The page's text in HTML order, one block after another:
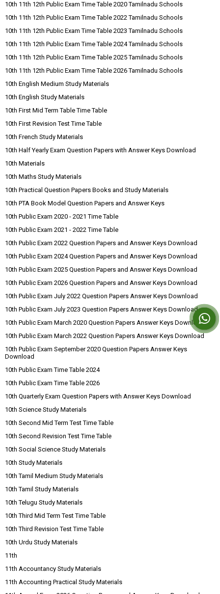
10th 11th 12th Public Exam Time Table 2020 Tamilnadu Schools
10th 11th 12th Public Exam Time Table 2022 Tamilnadu Schools
10th 11th 12th Public Exam Time Table 2023 Tamilnadu Schools
10th 11th 12th Public Exam Time Table 2024 Tamilnadu Schools
10th 11th 12th Public Exam Time Table 2025 Tamilnadu Schools
10th 11th 12th Public Exam Time Table 2026 Tamilnadu Schools
10th English Medium Study Materials
10th English Study Materials
10th First Mid Term Table Time Table
10th First Revision Test Time Table
10th French Study Materials
10th Half Yearly Exam Question Papers with Answer Keys Download
10th Materials
10th Maths Study Materials
10th Practical Question Papers Books and Study Materials
10th PTA Book Model Question Papers and Answer Keys
10th Public Exam 2020 - 2021 Time Table
10th Public Exam 2021 - 2022 Time Table
10th Public Exam 2022 Question Papers and Answer Keys Download
10th Public Exam 2024 Question Papers and Answer Keys Download
10th Public Exam 2025 Question Papers and Answer Keys Download
10th Public Exam 2026 Question Papers and Answer Keys Download
10th Public Exam July 2022 Question Papers Answer Keys Download
10th Public Exam July 2023 Question Papers Answer Keys Download
10th Public Exam March 2020 Question Papers Answer Keys Download
10th Public Exam March 2022 Question Papers Answer Keys Download
10th Public Exam September 2020 Question Papers Answer Keys
Download
10th Public Exam Time Table 2024
10th Public Exam Time Table 2026
10th Quarterly Exam Question Papers with Answer Keys Download
10th Science Study Materials
10th Second Mid Term Test Time Table
10th Second Revision Test Time Table
10th Social Science Study Materials
10th Study Materials
10th Tamil Medium Study Materials
10th Tamil Study Materials
10th Telugu Study Materials
10th Third Mid Term Test Time Table
10th Third Revision Test Time Table
10th Urdu Study Materials
11th
11th Accountancy Study Materials
11th Accounting Practical Study Materials